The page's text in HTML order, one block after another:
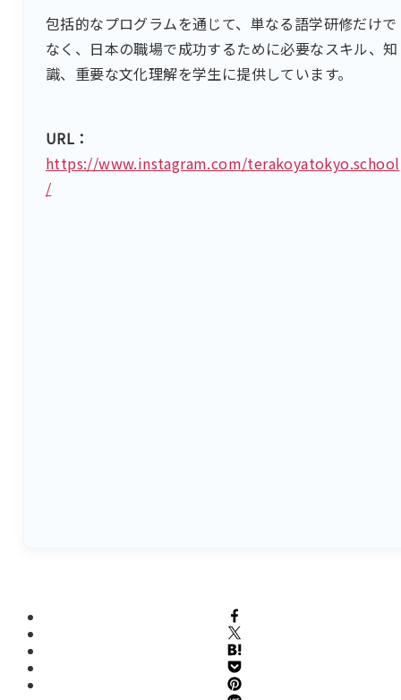
包括的なプログラムを通じて、単なる語学研修だけで
なく、日本の職場で成功するために必要なスキル、知
識、重要な文化理解を学生に提供しています。
URL：
https://www.instagram.com/terakoyatokyo.school
/